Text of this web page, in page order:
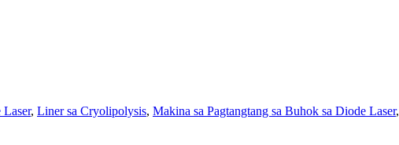
Laser, Liner sa Cryolipolysis, Makina sa Pagtangtang sa Buhok sa Diode Laser,